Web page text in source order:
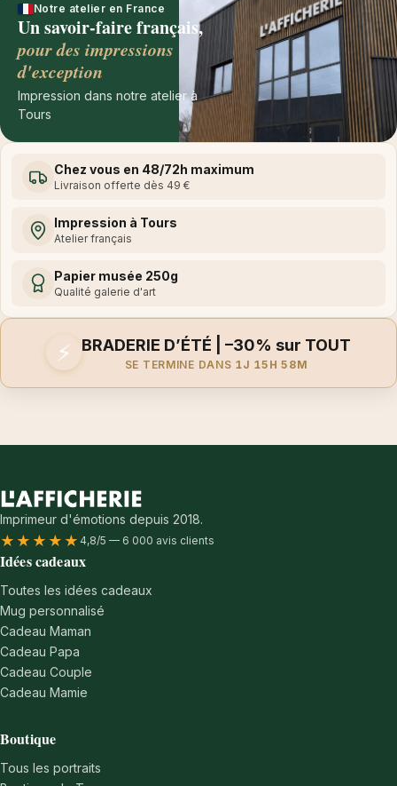
Notre atelier en France
Un savoir-faire français,
pour des impressions
d'exception
Impression dans notre atelier à
Tours
Chez vous en 48/72h maximum
Livraison offerte dès 49 €
Impression à Tours
Atelier français
Papier musée 250g
Qualité galerie d'art
⚡ BRADERIE D’ÉTÉ | –30% sur TOUT
SE TERMINE DANS 1J 15H 58M
Imprimeur d'émotions depuis 2018.
★★★★★ 4,8/5 — 6 000 avis clients
Idées cadeaux
Toutes les idées cadeaux
Mug personnalisé
Cadeau Maman
Cadeau Papa
Cadeau Couple
Cadeau Mamie
Boutique
Tous les portraits